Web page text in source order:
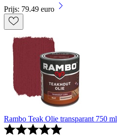
Prijs: 79.49 euro
Rambo Teak Olie transparant 750 ml